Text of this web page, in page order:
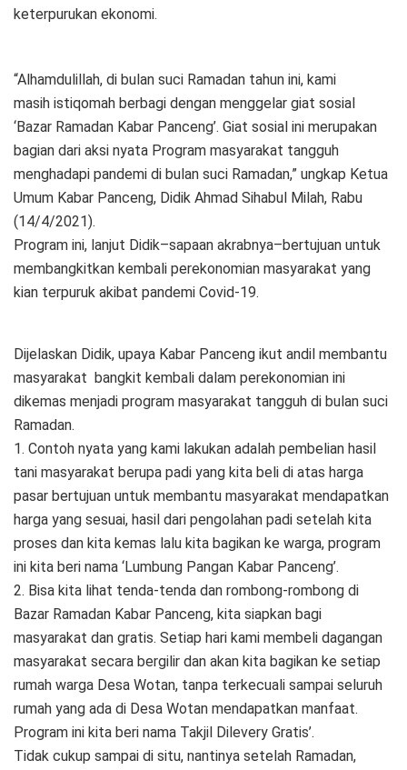
keterpurukan ekonomi.
“Alhamdulillah, di bulan suci Ramadan tahun ini, kami
masih istiqomah berbagi dengan menggelar giat sosial
‘Bazar Ramadan Kabar Panceng’. Giat sosial ini merupakan
bagian dari aksi nyata Program masyarakat tangguh
menghadapi pandemi di bulan suci Ramadan,” ungkap Ketua
Umum Kabar Panceng, Didik Ahmad Sihabul Milah, Rabu
(14/4/2021).
Program ini, lanjut Didik–sapaan akrabnya–bertujuan untuk
membangkitkan kembali perekonomian masyarakat yang
kian terpuruk akibat pandemi Covid-19.
Dijelaskan Didik, upaya Kabar Panceng ikut andil membantu
masyarakat bangkit kembali dalam perekonomian ini
dikemas menjadi program masyarakat tangguh di bulan suci
Ramadan.
1. Contoh nyata yang kami lakukan adalah pembelian hasil
tani masyarakat berupa padi yang kita beli di atas harga
pasar bertujuan untuk membantu masyarakat mendapatkan
harga yang sesuai, hasil dari pengolahan padi setelah kita
proses dan kita kemas lalu kita bagikan ke warga, program
ini kita beri nama ‘Lumbung Pangan Kabar Panceng’.
2. Bisa kita lihat tenda-tenda dan rombong-rombong di
Bazar Ramadan Kabar Panceng, kita siapkan bagi
masyarakat dan gratis. Setiap hari kami membeli dagangan
masyarakat secara bergilir dan akan kita bagikan ke setiap
rumah warga Desa Wotan, tanpa terkecuali sampai seluruh
rumah yang ada di Desa Wotan mendapatkan manfaat.
Program ini kita beri nama Takjil Dilevery Gratis’.
Tidak cukup sampai di situ, nantinya setelah Ramadan,